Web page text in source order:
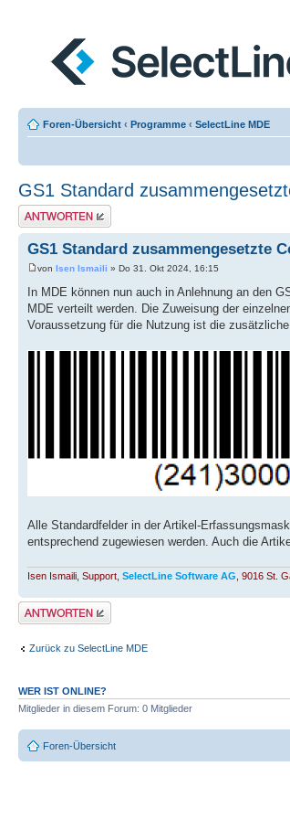
Foren-Übersicht ‹ Programme ‹ SelectLine MDE
GS1 Standard
Antwort erstellen
GS1 Standard zusammengesetzte
von Isen Ismaili » Do 31. Okt 2024, 16:15
In MDE können nun auch in Anlehnung an den
MDE verteilt werden. Die Zuweisung der
Voraussetzung für die Nutzung ist die
Alle Standardfelder in der Artikel-
entsprechend zugewiesen werden. Auch die
Isen Ismaili, Support, SelectLine Software AG , 9016 St.
Antwort erstellen
Zurück zu SelectLine MDE
WER IST ONLINE?
Mitglieder in diesem Forum: 0 Mitglieder
Foren-Übersicht